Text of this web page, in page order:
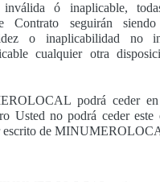
inválida ó inaplicable,
Contrato seguirán
o inaplicabilidad no
cualquier otra
podrá ceder
Usted no podrá ceder este
escrito de